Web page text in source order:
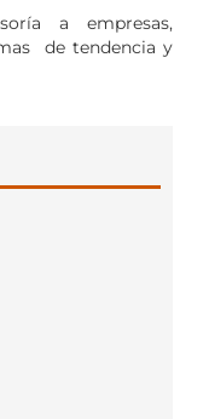
a empresas,
de tendencia y